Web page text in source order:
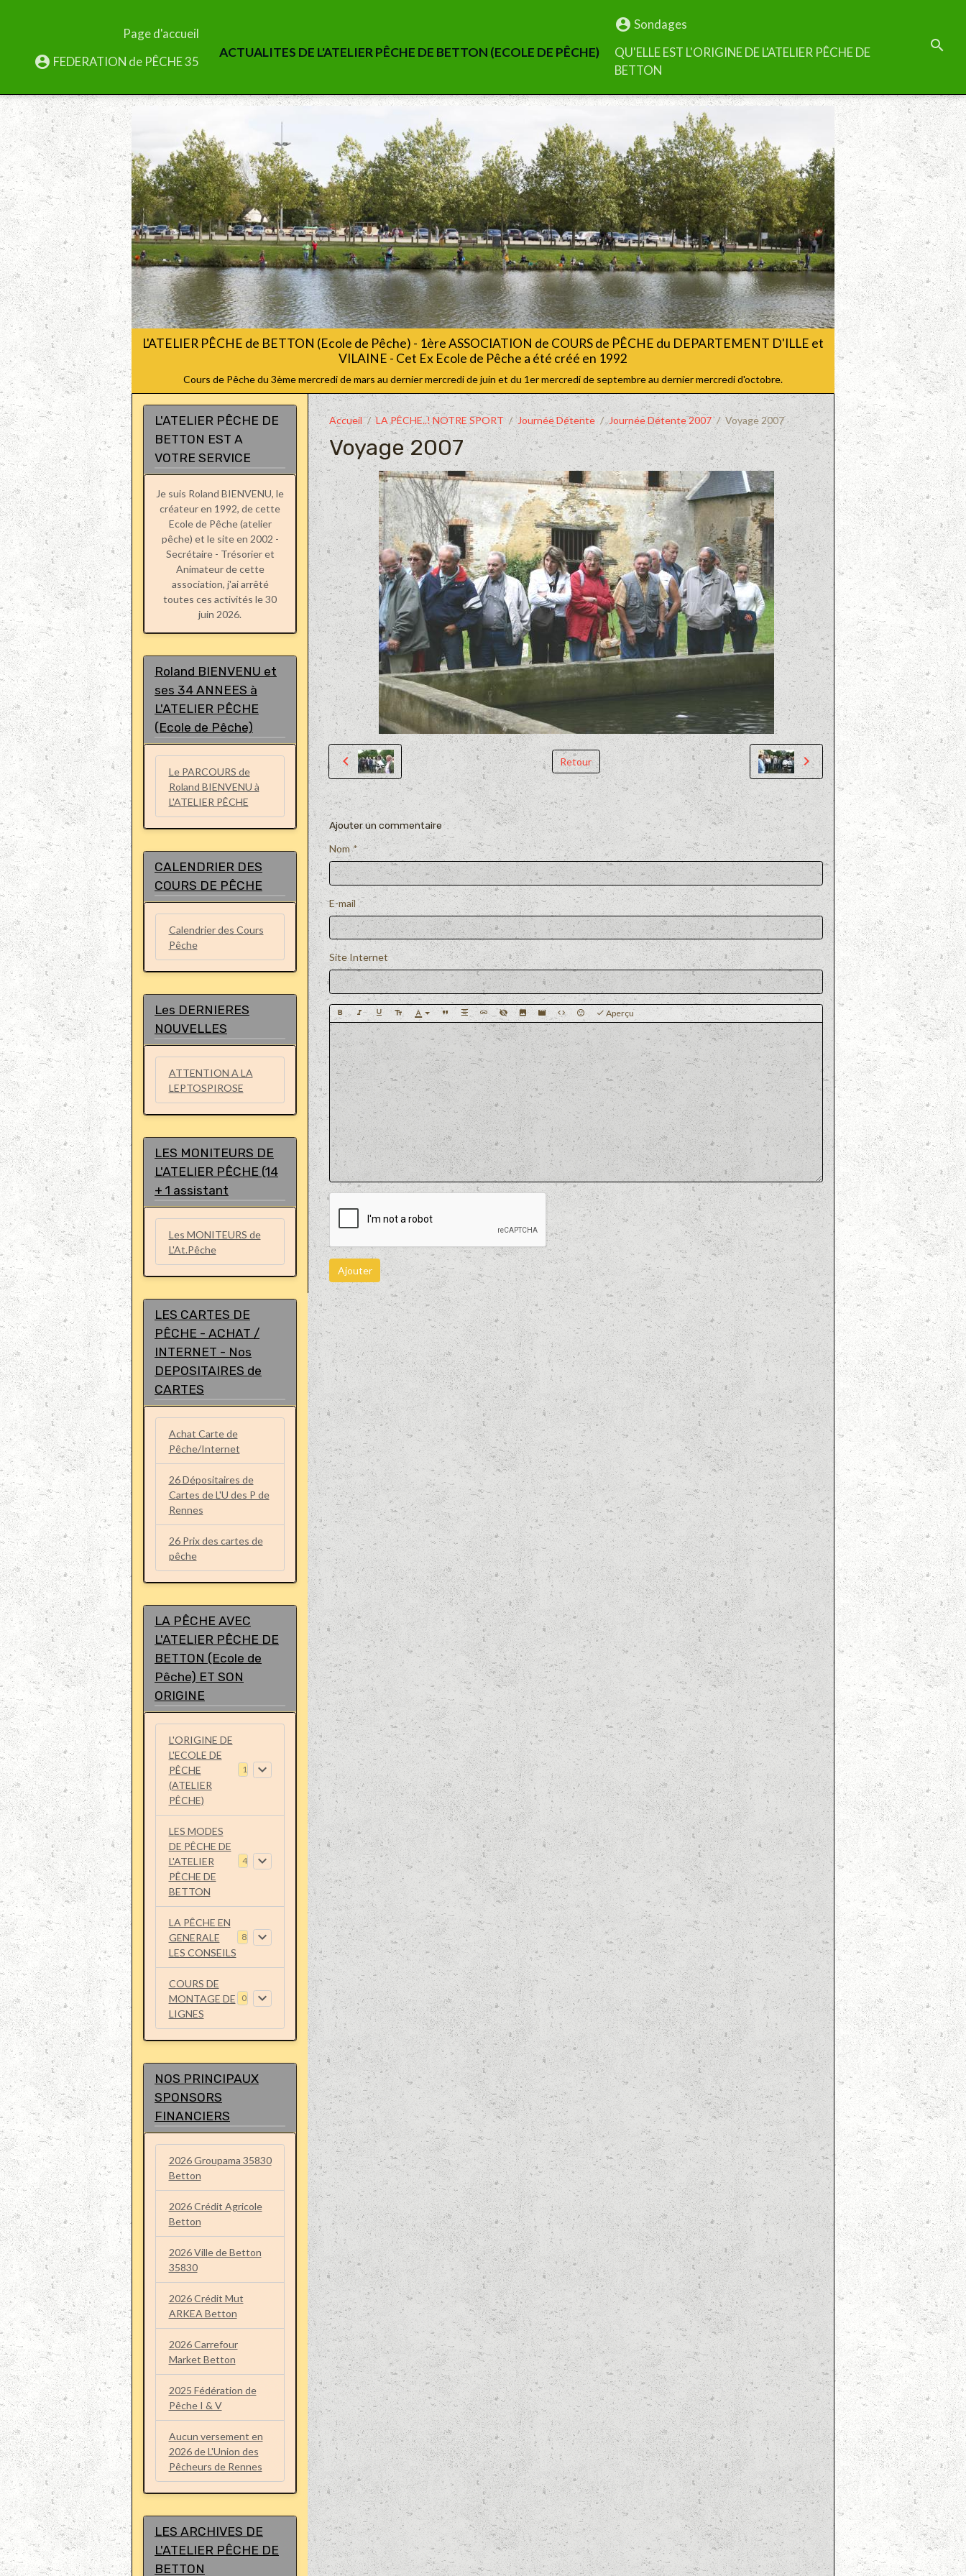
Page d'accueil
FEDERATION de PÊCHE 35
ACTUALITES DE L'ATELIER PÊCHE DE BETTON (ECOLE DE PÊCHE)
Sondages
QU'ELLE EST L'ORIGINE DE L'ATELIER PÊCHE DE
BETTON
L'ATELIER PÊCHE de BETTON (Ecole de Pêche) - 1ère ASSOCIATION de COURS de PÊCHE du DEPARTEMENT D'ILLE et
VILAINE - Cet Ex Ecole de Pêche a été créé en 1992
Cours de Pêche du 3ème mercredi de mars au dernier mercredi de juin et du 1er mercredi de septembre au dernier mercredi d'octobre.
Accueil LA PÊCHE..! NOTRE SPORT Journée Détente Journée Détente 2007 Voyage 2007
Voyage 2007
Retour
Ajouter un commentaire
Nom
E-mail
Site Internet
Aperçu
Ajouter
L'ATELIER PÊCHE DE
BETTON EST A
VOTRE SERVICE
Je suis Roland BIENVENU, le
créateur en 1992, de cette
Ecole de Pêche (atelier
pêche) et le site en 2002 -
Secrétaire - Trésorier et
Animateur de cette
association, j'ai arrêté
toutes ces activités le 30
juin 2026.
Roland BIENVENU et
ses 34 ANNEES à
L'ATELIER PÊCHE
(Ecole de Pêche)
Le PARCOURS de
Roland BIENVENU à
L'ATELIER PÊCHE
CALENDRIER DES
COURS DE PÊCHE
Calendrier des Cours
Pêche
Les DERNIERES
NOUVELLES
ATTENTION A LA
LEPTOSPIROSE
LES MONITEURS DE
L'ATELIER PÊCHE (14
+ 1 assistant
Les MONITEURS de
L'At.Pêche
LES CARTES DE
PÊCHE - ACHAT /
INTERNET - Nos
DEPOSITAIRES de
CARTES
Achat Carte de
Pêche/Internet
26 Dépositaires de
Cartes de L'U des P de
Rennes
26 Prix des cartes de
pêche
LA PÊCHE AVEC
L'ATELIER PÊCHE DE
BETTON (Ecole de
Pêche) ET SON
ORIGINE
L'ORIGINE DE
L'ECOLE DE
PÊCHE
(ATELIER
PÊCHE)
1
LES MODES
DE PÊCHE DE
L'ATELIER
PÊCHE DE
BETTON
4
LA PÊCHE EN
GENERALE
LES CONSEILS
8
COURS DE
MONTAGE DE
LIGNES
0
NOS PRINCIPAUX
SPONSORS
FINANCIERS
2026 Groupama 35830
Betton
2026 Crédit Agricole
Betton
2026 Ville de Betton
35830
2026 Crédit Mut
ARKEA Betton
2026 Carrefour
Market Betton
2025 Fédération de
Pêche I & V
Aucun versement en
2026 de L'Union des
Pêcheurs de Rennes
LES ARCHIVES DE
L'ATELIER PÊCHE DE
BETTON